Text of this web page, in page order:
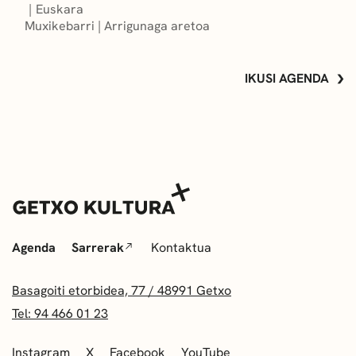
Euskara
Muxikebarri | Arrigunaga aretoa
IKUSI AGENDA
Agenda Sarrerak Kontaktua
Basagoiti etorbidea, 77 / 48991 Getxo
Tel: 94 466 01 23
Instagram X Facebook YouTube